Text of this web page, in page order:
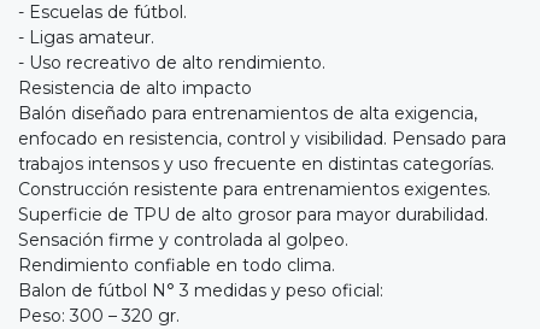
- Escuelas de fútbol.
- Ligas amateur.
- Uso recreativo de alto rendimiento.
Resistencia de alto impacto
Balón diseñado para entrenamientos de alta exigencia,
enfocado en resistencia, control y visibilidad. Pensado para
trabajos intensos y uso frecuente en distintas categorías.
Construcción resistente para entrenamientos exigentes.
Superficie de TPU de alto grosor para mayor durabilidad.
Sensación firme y controlada al golpeo.
Rendimiento confiable en todo clima.
Balon de fútbol N° 3 medidas y peso oficial:
Peso: 300 – 320 gr.